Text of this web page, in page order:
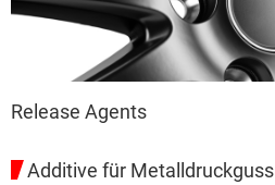
Release Agents
Additive für Metalldruckguss